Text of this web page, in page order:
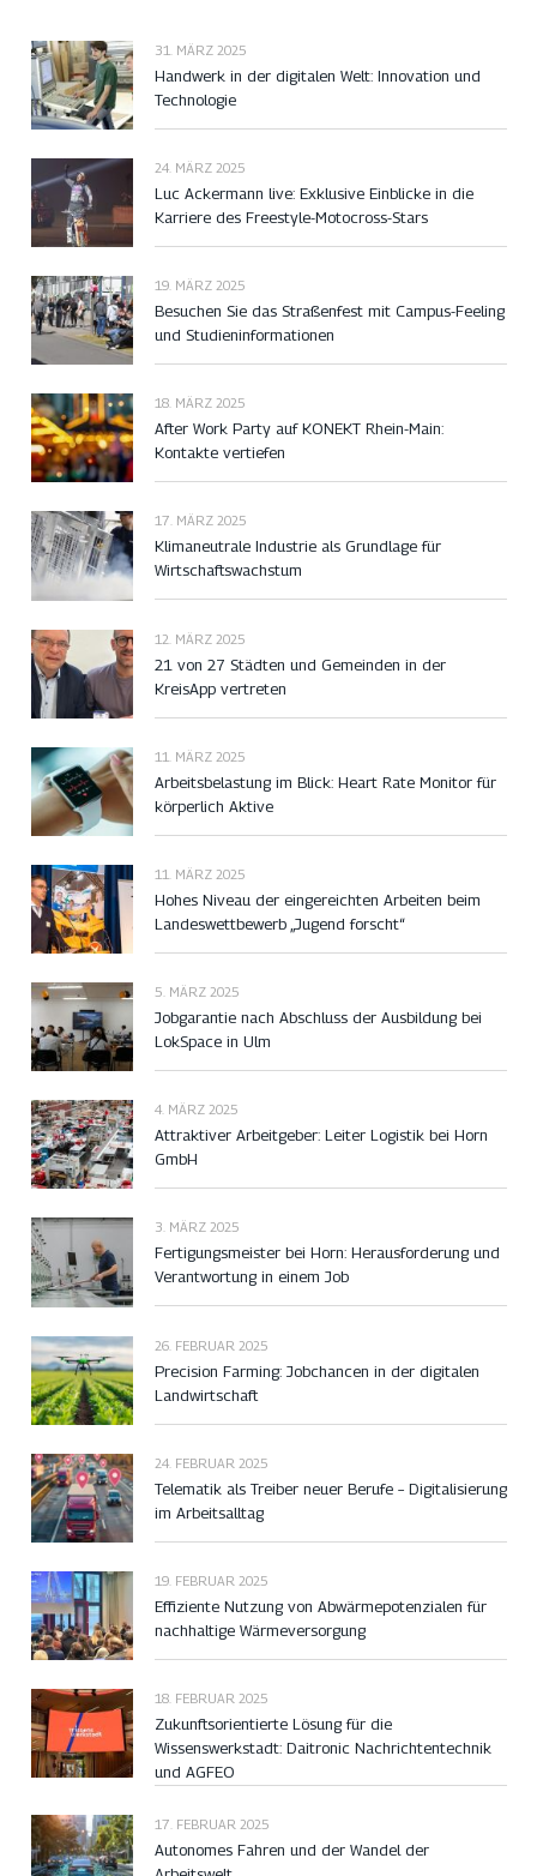
31. MÄRZ 2025
Handwerk in der digitalen Welt: Innovation und
Technologie
24. MÄRZ 2025
Luc Ackermann live: Exklusive Einblicke in die
Karriere des Freestyle-Motocross-Stars
19. MÄRZ 2025
Besuchen Sie das Straßenfest mit Campus-Feeling
und Studieninformationen
18. MÄRZ 2025
After Work Party auf KONEKT Rhein-Main:
Kontakte vertiefen
17. MÄRZ 2025
Klimaneutrale Industrie als Grundlage für
Wirtschaftswachstum
12. MÄRZ 2025
21 von 27 Städten und Gemeinden in der
KreisApp vertreten
11. MÄRZ 2025
Arbeitsbelastung im Blick: Heart Rate Monitor für
körperlich Aktive
11. MÄRZ 2025
Hohes Niveau der eingereichten Arbeiten beim
Landeswettbewerb „Jugend forscht“
5. MÄRZ 2025
Jobgarantie nach Abschluss der Ausbildung bei
LokSpace in Ulm
4. MÄRZ 2025
Attraktiver Arbeitgeber: Leiter Logistik bei Horn
GmbH
3. MÄRZ 2025
Fertigungsmeister bei Horn: Herausforderung und
Verantwortung in einem Job
26. FEBRUAR 2025
Precision Farming: Jobchancen in der digitalen
Landwirtschaft
24. FEBRUAR 2025
Telematik als Treiber neuer Berufe – Digitalisierung
im Arbeitsalltag
19. FEBRUAR 2025
Effiziente Nutzung von Abwärmepotenzialen für
nachhaltige Wärmeversorgung
18. FEBRUAR 2025
Zukunftsorientierte Lösung für die
Wissenswerkstadt: Daitronic Nachrichtentechnik
und AGFEO
17. FEBRUAR 2025
Autonomes Fahren und der Wandel der